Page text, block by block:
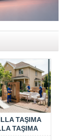
TAŞIMA
TAŞIMA